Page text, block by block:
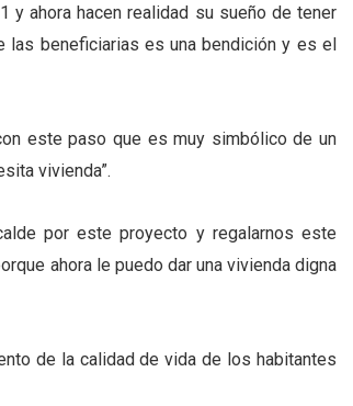
y ahora hacen realidad su sueño de tener
las beneficiarias es una bendición y es el
este paso que es muy simbólico de un
vivienda”.
por este proyecto y regalarnos este
ahora le puedo dar una vivienda digna
de la calidad de vida de los habitantes